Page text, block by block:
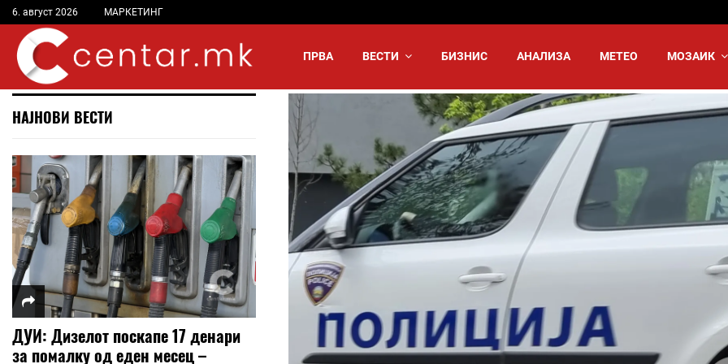
6. август 2026 МАРКЕТИНГ
ПРВА ВЕСТИ БИЗНИС АНАЛИЗА МЕТЕО МОЗАИК
НАЈНОВИ ВЕСТИ
ДУИ: Дизелот поскапе 17 денари
за помалку од еден месец –